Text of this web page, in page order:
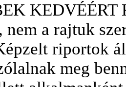
KEDVÉÉRT
nem a rajtuk
riportok
meg